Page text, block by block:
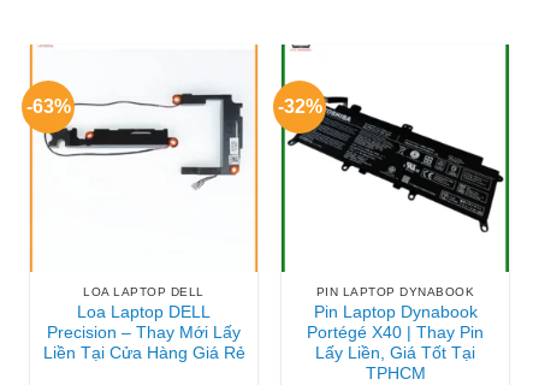
-63%
LOA LAPTOP DELL
Loa Laptop DELL
Precision – Thay Mới Lấy
Liền Tại Cửa Hàng Giá Rẻ
-32%
PIN LAPTOP DYNABOOK
Pin Laptop Dynabook
Portégé X40 | Thay Pin
Lấy Liền, Giá Tốt Tại
TPHCM